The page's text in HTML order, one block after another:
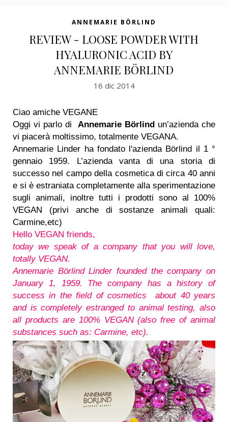
ANNEMARIE BÖRLIND
REVIEW - LOOSE POWDER WITH
HYALURONIC ACID BY
ANNEMARIE BÖRLIND
16 dic 2014
Ciao amiche VEGANE
Oggi vi parlo di Annemarie Börlind un’azienda che
vi piacerà moltissimo, totalmente VEGANA.
Annemarie Linder ha fondato l'azienda Börlind il 1 °
gennaio 1959. L’azienda vanta di una storia di
successo nel campo della cosmetica di circa 40 anni
e si è estraniata completamente alla sperimentazione
sugli animali, inoltre tutti i prodotti sono al 100%
VEGAN (privi anche di sostanze animali quali:
Carmine,etc)
Hello VEGAN friends,
today we speak of a company that you will love,
totally VEGAN.
Annemarie Börlind Linder founded the company on
January 1, 1959. The company has a history of
success in the field of cosmetics about 40 years
and is completely estranged to animal testing, also
all products are 100% VEGAN (also free of animal
substances such as: Carmine, etc).